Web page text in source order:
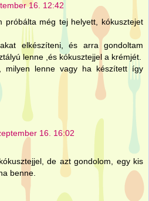
16. 12:42
próbálta még tej helyett, kókusztejet
elkészíteni, és arra gondoltam
lenne ,és kókusztejjel a krémjét.
milyen lenne vagy ha készített így
16. 16:02
de azt gondolom, egy kis
benne.